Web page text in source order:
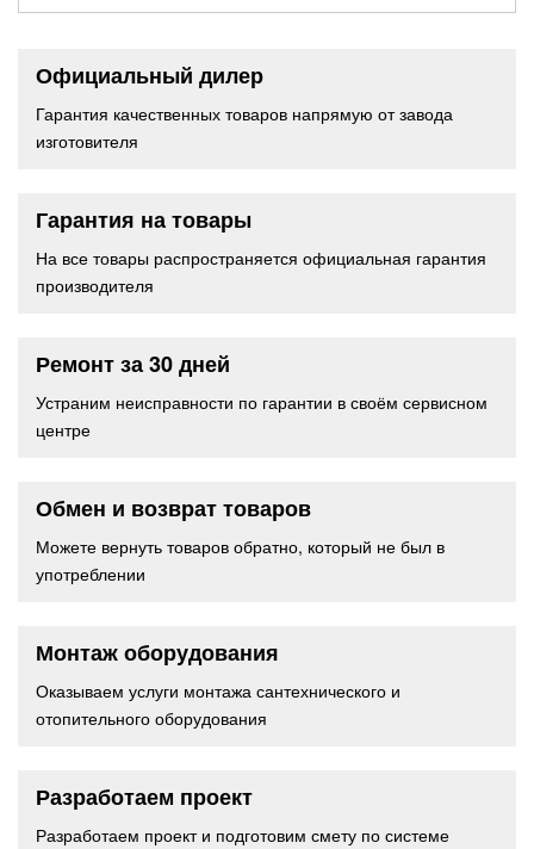
Официальный дилер
Гарантия качественных товаров напрямую от завода
изготовителя
Гарантия на товары
На все товары распространяется официальная гарантия
производителя
Ремонт за 30 дней
Устраним неисправности по гарантии в своём сервисном
центре
Обмен и возврат товаров
Можете вернуть товаров обратно, который не был в
употреблении
Монтаж оборудования
Оказываем услуги монтажа сантехнического и
отопительного оборудования
Разработаем проект
Разработаем проект и подготовим смету по системе